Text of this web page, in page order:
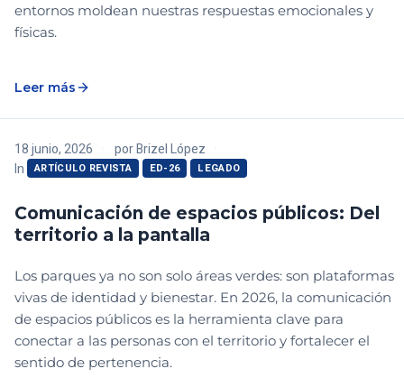
entornos moldean nuestras respuestas emocionales y
físicas.
Leer más
18 junio, 2026 porBrizel López
In
ARTÍCULO REVISTA ED-26 LEGADO
Comunicación de espacios públicos: Del
territorio a la pantalla
Los parques ya no son solo áreas verdes: son plataformas
vivas de identidad y bienestar. En 2026, la comunicación
de espacios públicos es la herramienta clave para
conectar a las personas con el territorio y fortalecer el
sentido de pertenencia.